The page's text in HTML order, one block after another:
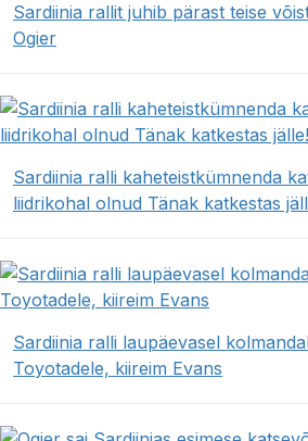
Sardiinia rallit juhib pärast teise
Ogier
Sardiinia ralli kaheteistkümnenda
liidrikohal olnud Tänak katkestas
Sardiinia ralli laupäevasel
Toyotadele, kiireim Evans